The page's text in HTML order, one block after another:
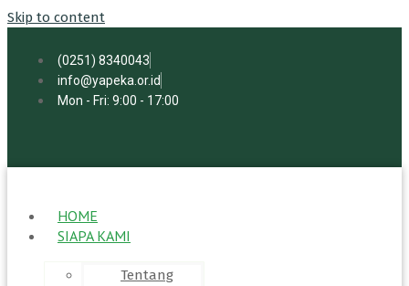
Skip to content
(0251) 8340043
info@yapeka.or.id
Mon - Fri: 9:00 - 17:00
HOME
SIAPA KAMI
Tentang